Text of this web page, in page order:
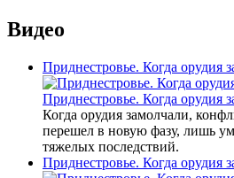
Видео
Приднестровье. Когда орудия
Приднестровье. Когда орудия
Когда орудия замолчали,
перешел в новую фазу, лишь
тяжелых последствий.
Приднестровье. Когда орудия